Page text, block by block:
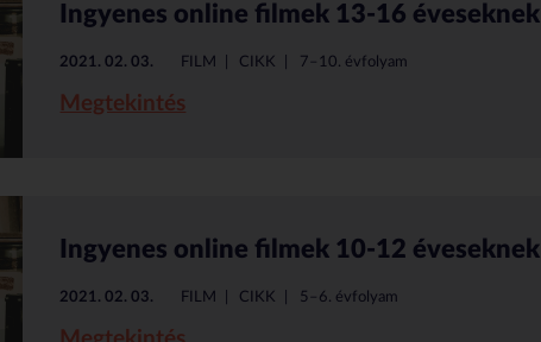
Ingyenes online filmek 13-16 éveseknek
2021. 02. 03. FILM CIKK 7–10. évfolyam
Megtekintés
Ingyenes online filmek 10-12 éveseknek
2021. 02. 03. FILM CIKK 5–6. évfolyam